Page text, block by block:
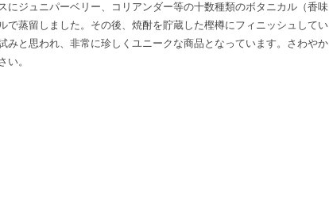
にジュニパーベリー、コリアンダー等の十数種類のボタニカル（香味
で蒸留しました。その後、焼酎を貯蔵した樫樽にフィニッシュしてい
みと思われ、非常に珍しくユニークな商品となっています。さわやか
い。